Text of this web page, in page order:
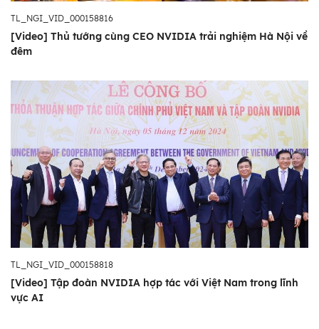
TL_NGI_VID_000158816
[Video] Thủ tướng cùng CEO NVIDIA trải nghiệm Hà Nội về
đêm
TL_NGI_VID_000158818
[Video] Tập đoàn NVIDIA hợp tác với Việt Nam trong lĩnh
vực AI